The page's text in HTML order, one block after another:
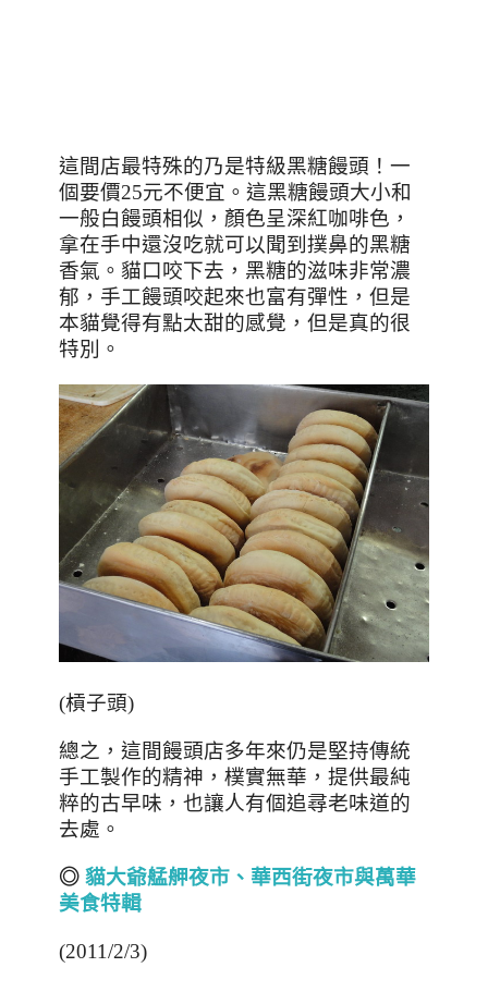
這間店最特殊的乃是特級黑糖饅頭！一
個要價25元不便宜。這黑糖饅頭大小和
一般白饅頭相似，顏色呈深紅咖啡色，
拿在手中還沒吃就可以聞到撲鼻的黑糖
香氣。貓口咬下去，黑糖的滋味非常濃
郁，手工饅頭咬起來也富有彈性，但是
本貓覺得有點太甜的感覺，但是真的很
特別。
(槓子頭)
總之，這間饅頭店多年來仍是堅持傳統
手工製作的精神，樸實無華，提供最純
粹的古早味，也讓人有個追尋老味道的
去處。
◎ 貓大爺艋舺夜市、華西街夜市與萬華
美食特輯
(2011/2/3)